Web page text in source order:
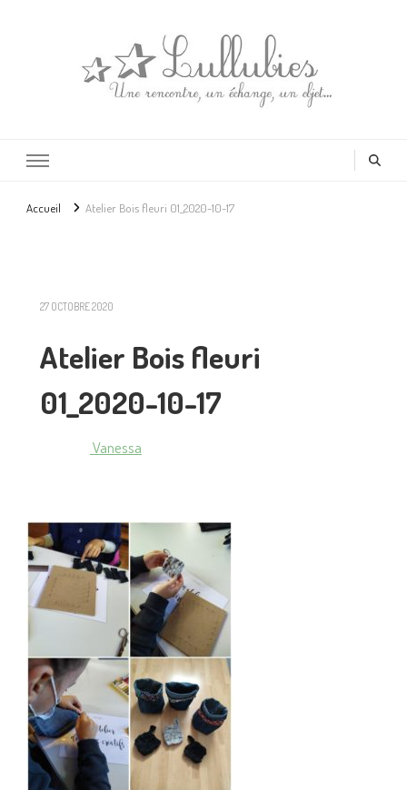
Accueil Atelier Bois fleuri 01_2020-10-17
27 OCTOBRE 2020
Atelier Bois fleuri
01_2020-10-17
Vanessa